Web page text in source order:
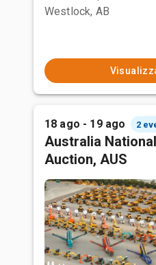
Westlock, AB
18 ago - 19 ago 2
Australia
Auction, AUS